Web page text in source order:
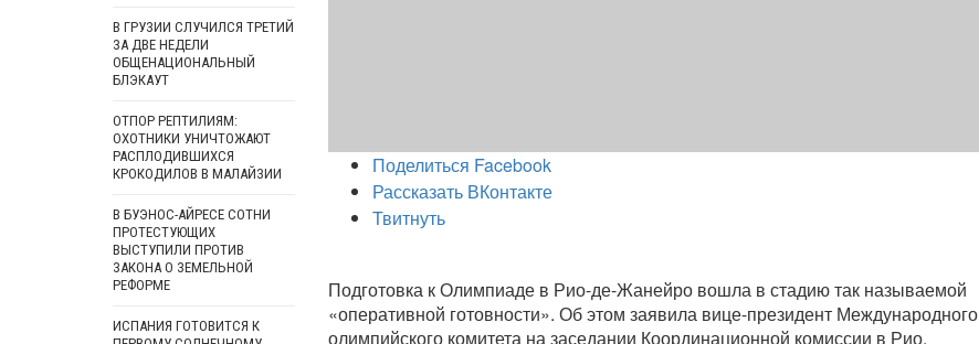
Поделиться Facebook
Рассказать ВКонтакте
Твитнуть
Подготовка к Олимпиаде в Рио-де-Жанейро вошла в стадию так называемой
«оперативной готовности». Об этом заявила вице-президент Международного
олимпийского комитета на заседании Координационной комиссии в Рио.
В ГРУЗИИ СЛУЧИЛСЯ ТРЕТИЙ
ЗА ДВЕ НЕДЕЛИ
ОБЩЕНАЦИОНАЛЬНЫЙ
БЛЭКАУТ
ОТПОР РЕПТИЛИЯМ:
ОХОТНИКИ УНИЧТОЖАЮТ
РАСПЛОДИВШИХСЯ
КРОКОДИЛОВ В МАЛАЙЗИИ
В БУЭНОС-АЙРЕСЕ СОТНИ
ПРОТЕСТУЮЩИХ
ВЫСТУПИЛИ ПРОТИВ
ЗАКОНА О ЗЕМЕЛЬНОЙ
РЕФОРМЕ
ИСПАНИЯ ГОТОВИТСЯ К